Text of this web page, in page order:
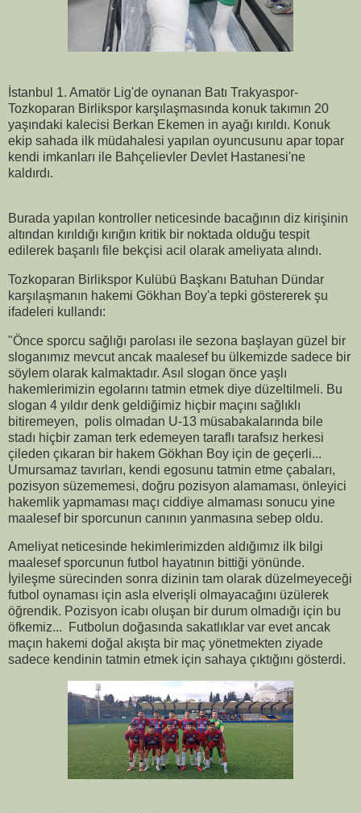
İstanbul 1. Amatör Lig'de oynanan Batı Trakyaspor-
Tozkoparan Birlikspor karşılaşmasında konuk takımın 20
yaşındaki kalecisi Berkan Ekemen in ayağı kırıldı. Konuk
ekip sahada ilk müdahalesi yapılan oyuncusunu apar topar
kendi imkanları ile Bahçelievler Devlet Hastanesi'ne
kaldırdı.
Burada yapılan kontroller neticesinde bacağının diz kirişinin
altından kırıldığı kırığın kritik bir noktada olduğu tespit
edilerek başarılı file bekçisi acil olarak ameliyata alındı.
Tozkoparan Birlikspor Kulübü Başkanı Batuhan Dündar
karşılaşmanın hakemi Gökhan Boy'a tepki göstererek şu
ifadeleri kullandı:
"Önce sporcu sağlığı parolası ile sezona başlayan güzel bir
sloganımız mevcut ancak maalesef bu ülkemizde sadece bir
söylem olarak kalmaktadır. Asıl slogan önce yaşlı
hakemlerimizin egolarını tatmin etmek diye düzeltilmeli. Bu
slogan 4 yıldır denk geldiğimiz hiçbir maçını sağlıklı
bitiremeyen, polis olmadan U-13 müsabakalarında bile
stadı hiçbir zaman terk edemeyen taraflı tarafsız herkesi
çileden çıkaran bir hakem Gökhan Boy için de geçerli...
Umursamaz tavırları, kendi egosunu tatmin etme çabaları,
pozisyon süzememesi, doğru pozisyon alamaması, önleyici
hakemlik yapmaması maçı ciddiye almaması sonucu yine
maalesef bir sporcunun canının yanmasına sebep oldu.
Ameliyat neticesinde hekimlerimizden aldığımız ilk bilgi
maalesef sporcunun futbol hayatının bittiği yönünde.
İyileşme sürecinden sonra dizinin tam olarak düzelmeyeceği
futbol oynaması için asla elverişli olmayacağını üzülerek
öğrendik. Pozisyon icabı oluşan bir durum olmadığı için bu
öfkemiz... Futbolun doğasında sakatlıklar var evet ancak
maçın hakemi doğal akışta bir maç yönetmekten ziyade
sadece kendinin tatmin etmek için sahaya çıktığını gösterdi.